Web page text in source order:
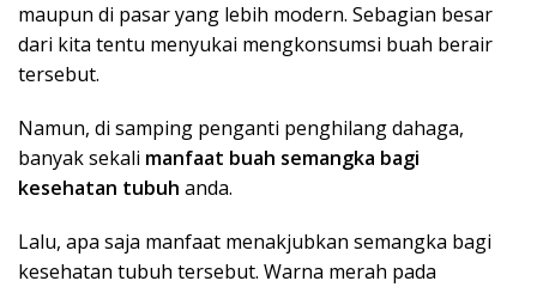
maupun di pasar yang lebih modern. Sebagian besar
dari kita tentu menyukai mengkonsumsi buah berair
tersebut.
Namun, di samping penganti penghilang dahaga,
banyak sekali manfaat buah semangka bagi
kesehatan tubuh anda.
Lalu, apa saja manfaat menakjubkan semangka bagi
kesehatan tubuh tersebut. Warna merah pada